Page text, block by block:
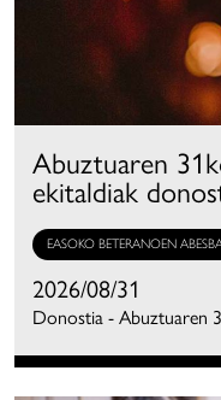
Abuztuaren
ekitaldiak
EASOKO BETERANOEN
2026/08/31
Donostia - Abuztuaren